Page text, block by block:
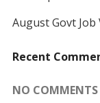
August Govt Job
Recent
NO